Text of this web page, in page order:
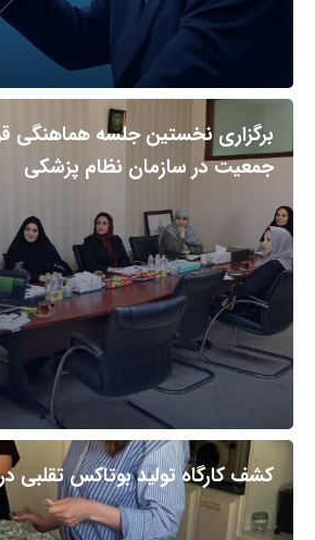
برگزاری نخستین جلسه هماهنگی
جمعیت در سازمان نظام پزشکی
کشف کارگاه تولید بوتاکس تقلبی در